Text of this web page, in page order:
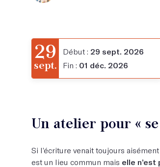
29
sept.
Début : 29 sept. 2026
Fin : 01 déc. 2026
Un atelier pour «
Si l’écriture venait toujours
est un lieu commun mais elle n’est